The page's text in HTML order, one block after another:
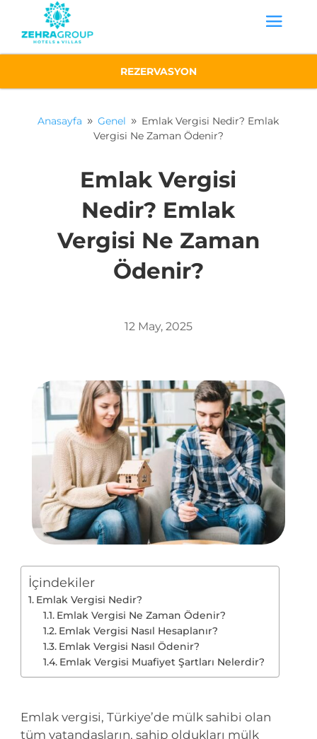
REZERVASYON
Anasayfa 9 Genel 9 Emlak Vergisi Nedir? Emlak
Vergisi Ne Zaman Ödenir?
Emlak Vergisi
Nedir? Emlak
Vergisi Ne Zaman
Ödenir?
12 May, 2025
İçindekiler
Emlak Vergisi Nedir?
Emlak Vergisi Ne Zaman Ödenir?
Emlak Vergisi Nasıl Hesaplanır?
Emlak Vergisi Nasıl Ödenir?
Emlak Vergisi Muafiyet Şartları Nelerdir?
Emlak vergisi, Türkiye’de mülk sahibi olan
tüm vatandaşların, sahip oldukları mülk